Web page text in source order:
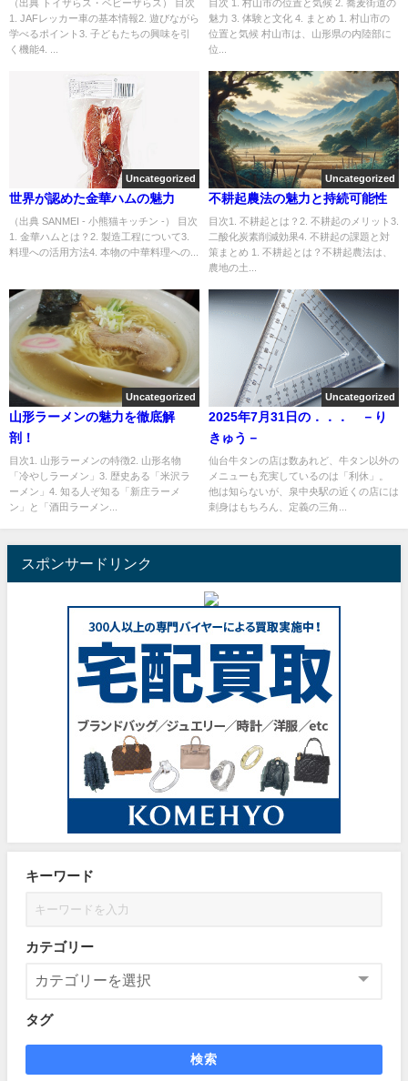
（出典 トイザらス・ベビーザらス） 目次
1. JAFレッカー車の基本情報2. 遊びながら
学べるポイント3. 子どもたちの興味を引
く機能4. ...
目次 1. 村山市の位置と気候 2. 蕎麦街道の
魅力 3. 体験と文化 4. まとめ 1. 村山市の
位置と気候 村山市は、山形県の内陸部に
位...
Uncategorized
世界が認めた金華ハムの魅力
（出典 SANMEI - 小熊猫キッチン -） 目次
1. 金華ハムとは？2. 製造工程について3.
料理への活用方法4. 本物の中華料理への...
Uncategorized
不耕起農法の魅力と持続可能性
目次1. 不耕起とは？2. 不耕起のメリット3.
二酸化炭素削減効果4. 不耕起の課題と対
策まとめ 1. 不耕起とは？不耕起農法は、
農地の土...
Uncategorized
山形ラーメンの魅力を徹底解
剖！
目次1. 山形ラーメンの特徴2. 山形名物
「冷やしラーメン」3. 歴史ある「米沢ラ
ーメン」4. 知る人ぞ知る「新庄ラーメ
ン」と「酒田ラーメン...
Uncategorized
2025年7月31日の．．． －り
きゅう－
仙台牛タンの店は数あれど、牛タン以外の
メニューも充実しているのは「利休」。
他は知らないが、泉中央駅の近くの店には
刺身はもちろん、定義の三角...
スポンサードリンク
キーワード
カテゴリー
タグ
検索